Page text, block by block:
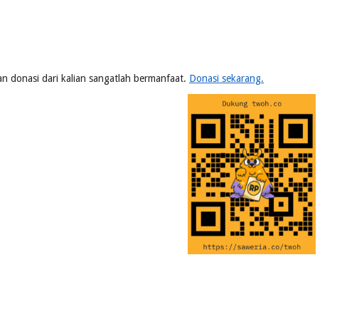
donasi dari kalian sangatlah bermanfaat. Donasi sekarang.